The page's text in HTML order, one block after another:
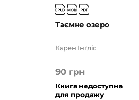
Таємне озеро
90 грн
Карен Інґліс
Книга недоступна
для продажу